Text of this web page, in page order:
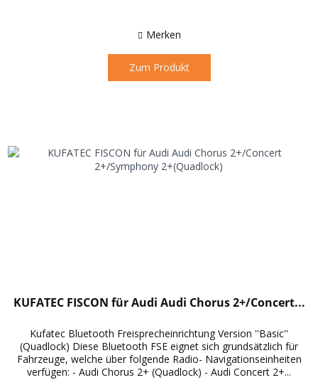
Merken
Zum Produkt
KUFATEC FISCON für Audi Audi Chorus 2+/Concert...
Kufatec Bluetooth Freisprecheinrichtung Version ''Basic''
(Quadlock) Diese Bluetooth FSE eignet sich grundsätzlich für
Fahrzeuge, welche über folgende Radio- Navigationseinheiten
verfügen: - Audi Chorus 2+ (Quadlock) - Audi Concert 2+...